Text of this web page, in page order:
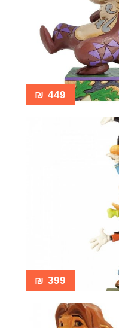
449
₪
399
₪